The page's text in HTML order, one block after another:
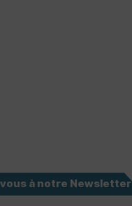
à notre Newsletter